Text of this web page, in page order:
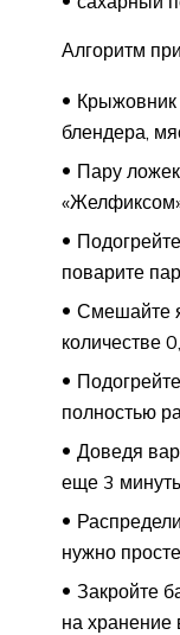
Алгоритм
блендера,
Пару
поварите
Смешайте
количестве
полностью
Доведя
еще 3
нужно
Закройте
на хранение